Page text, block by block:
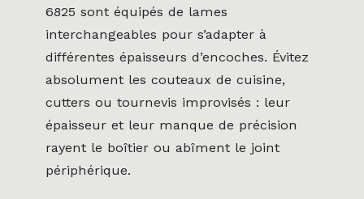
6825 sont équipés de lames
interchangeables pour s’adapter à
différentes épaisseurs d’encoches. Évitez
absolument les couteaux de cuisine,
cutters ou tournevis improvisés : leur
épaisseur et leur manque de précision
rayent le boîtier ou abîment le joint
périphérique.